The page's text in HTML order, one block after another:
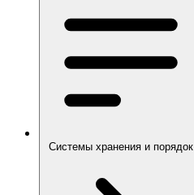
Системы хранения и порядок